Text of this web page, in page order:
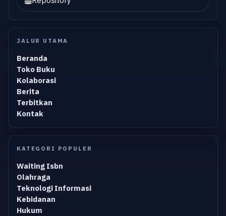
JALUR UTAMA
Beranda
Toko Buku
Kolaborasi
Berita
Terbitkan
Kontak
KATEGORI POPULER
Waiting Isbn
Olahraga
Teknologi Informasi
Kebidanan
Hukum